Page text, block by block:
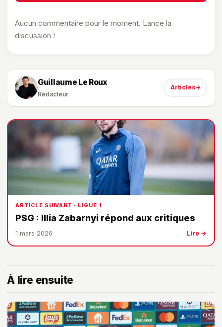
Aucun commentaire pour le moment. Lance la
discussion !
Guillaume Le Roux
Rédacteur
Articles→
ARTICLE SUIVANT · LIGUE 1
PSG : Illia Zabarnyi répond aux critiques
1 mars 2026 Lire →
À lire ensuite